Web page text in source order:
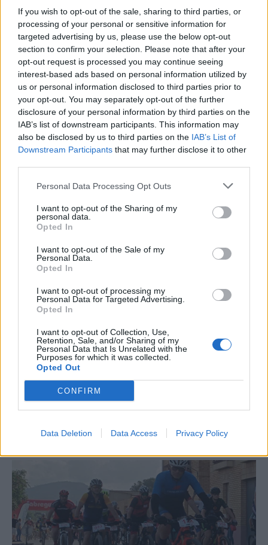
If you wish to opt-out of the sale, sharing to third parties, or
processing of your personal or sensitive information for
targeted advertising by us, please use the below opt-out
section to confirm your selection. Please note that after your
opt-out request is processed you may continue seeing
interest-based ads based on personal information utilized by
us or personal information disclosed to third parties prior to
your opt-out. You may separately opt-out of the further
disclosure of your personal information by third parties on the
IAB’s list of downstream participants. This information may
also be disclosed by us to third parties on the IAB’s List of
Downstream Participants that may further disclose it to other
Personal Data Processing Opt Outs
I want to opt-out of the Sharing of my
personal data.
Opted In
I want to opt-out of the Sale of my
Personal Data.
Opted In
I want to opt-out of processing my
Personal Data for Targeted Advertising.
Opted In
I want to opt-out of Collection, Use,
Retention, Sale, and/or Sharing of my
Personal Data that Is Unrelated with the
Purposes for which it was collected.
Opted Out
CONFIRM
Data Deletion Data Access Privacy Policy
30 de juliol de 2026
Amposta viurà unes festes amb més
de 200 actes i l’expectació per l’eclipsi
31 de juliol de 2026
Només 3 de cada 10 turistes visiten la
regió de l’Ebre durant juliol i agost
31 de juliol de 2026
Carrega més
Running Sèries Terres de l’Ebre